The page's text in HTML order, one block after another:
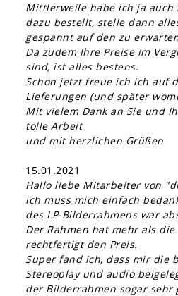
Mittlerweile habe ich ja auch
dazu bestellt, stelle dann
gespannt auf den zu
Da zudem Ihre Preise im
sind, ist alles bestens.
Schon jetzt freue ich ich auf
Lieferungen (und später
Mit vielem Dank an Sie und
tolle Arbeit
und mit herzlichen Grüßen
15.01.2021
Hallo liebe Mitarbeiter von
ich muss mich einfach
des LP-Bilderrahmens war
Der Rahmen hat mehr als
rechtfertigt den Preis.
Super fand ich, dass mir die
Stereoplay und audio
der Bilderrahmen sogar sehr